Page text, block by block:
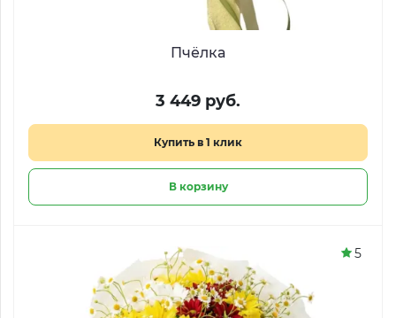
Пчёлка
3 449 руб.
Купить в 1 клик
В корзину
5